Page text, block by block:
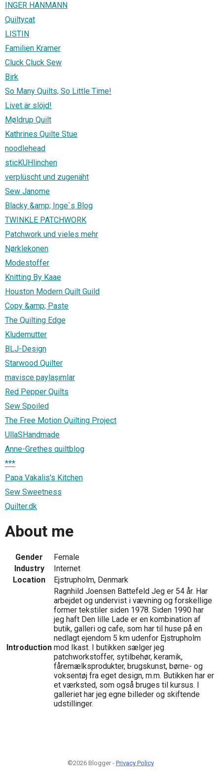
INGER HANMANN
Quiltycat
LISTIN
Familien Kramer
Cluck Cluck Sew
Birk
So Many Quilts, So Little Time!
Livet är slöjd!
Møldrup Quilt
Kathrines Quilte Stue
noodlehead
sticKUHlinchen
verplüscht und zugenäht
Sew Janome
Blacky &amp; Inge`s Blog
TWINKLE PATCHWORK
Patchwork und vieles mehr
Nørklekonen
Modestoffer
Knitting By Kaae
Houston Modern Quilt Guild
Copy &amp; Paste
The Quilting Edge
Kludemutter
BLJ-Design
Starwood Quilter
mavisce paylaşımlar
Red Pepper Quilts
Sew Spoiled
The Free Motion Quilting Project
UllaSHandmade
Anne-Grethes quiltblog
***
Papa Vakalis's Kitchen
Sew Sweetness
Quilter.dk
About me
Gender
Female
Industry
Internet
Location
Ejstrupholm, Denmark
Introduction
Ragnhild Joensen Battefeld Jeg er 54 år. Har
arbejdet og undervist i vævning og forskellige
former tekstiler siden 1978. Siden 1990 har
jeg haft Den lille Lade er en kombination af
butik, galleri og cafe, som har til huse på en
nedlagt ejendom 5 km udenfor Ejstrupholm
mod Ikast. I butikken sælger jeg
patchworkstoffer, sytilbehør, keramik,
fåremælksprodukter, brugskunst, børne- og
voksentøj fra eget design, m.m. Butikken har er
et værksted, som også bruges til kursus. I
galleriet har jeg egne billeder og skiftende
udstillinger.
©2026 Blogger - Privacy Policy